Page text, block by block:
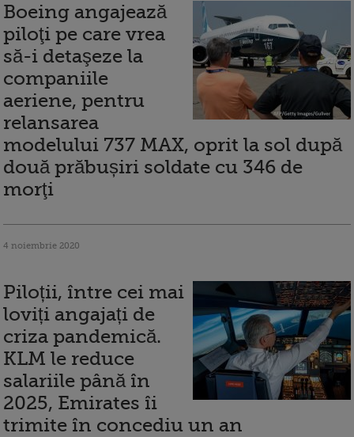
Boeing angajează
piloţi pe care vrea
să-i detaşeze la
companiile
aeriene, pentru
relansarea
modelului 737 MAX, oprit la sol după
două prăbușiri soldate cu 346 de
morţi
4 noiembrie 2020
Piloții, între cei mai
loviți angajați de
criza pandemică.
KLM le reduce
salariile până în
2025, Emirates îi
trimite în concediu un an